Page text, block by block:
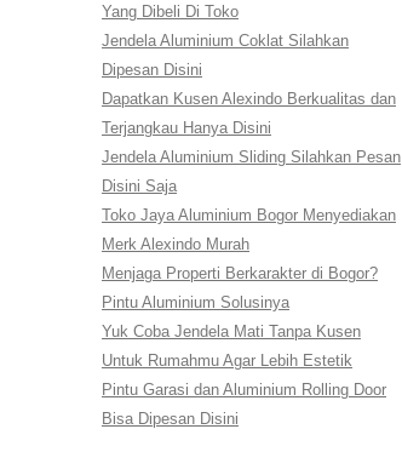
Yang Dibeli Di Toko
Jendela Aluminium Coklat Silahkan
Dipesan Disini
Dapatkan Kusen Alexindo Berkualitas dan
Terjangkau Hanya Disini
Jendela Aluminium Sliding Silahkan Pesan
Disini Saja
Toko Jaya Aluminium Bogor Menyediakan
Merk Alexindo Murah
Menjaga Properti Berkarakter di Bogor?
Pintu Aluminium Solusinya
Yuk Coba Jendela Mati Tanpa Kusen
Untuk Rumahmu Agar Lebih Estetik
Pintu Garasi dan Aluminium Rolling Door
Bisa Dipesan Disini